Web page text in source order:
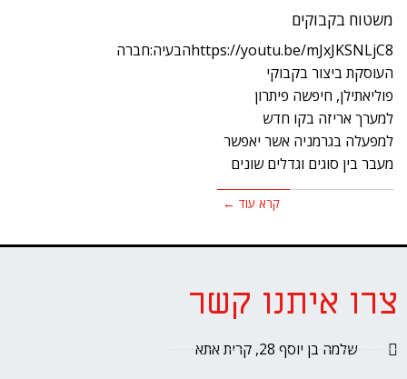
משטוח בקבוקים
https://youtu.be/mJxJKSNLjC8הבעיה:חברה
העוסקת ביצור בקבוקי
פוליאתילן, חיפשה פיתרון
למערך אריזה בקו חדש
למפעלה בגרמניה אשר יאפשר
מעבר בין סוגים וגדלים שונים
קרא עוד ←
צרו איתנו קשר
שלמה בן יוסף 28, קרית אתא